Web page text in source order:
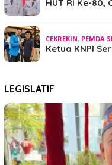
HUT RI Ke-
CEKREKIN, PEMDA
Ketua KNPI
LEGISLATIF